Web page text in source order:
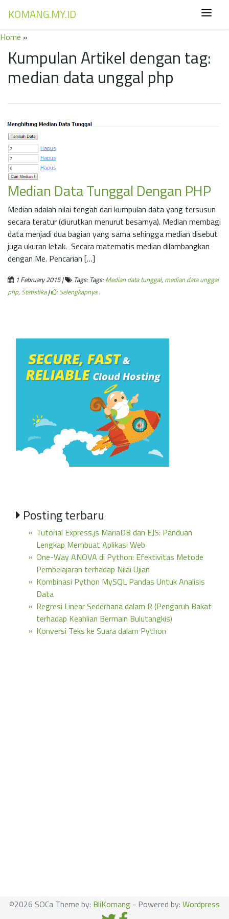
KOMANG.MY.ID
Home »
Kumpulan Artikel dengan tag:
median data unggal php
Median Data Tunggal Dengan PHP
Median adalah nilai tengah dari kumpulan data yang tersusun
secara teratur (diurutkan menurut besarnya). Median membagi
data menjadi dua bagian yang sama sehingga median disebut
juga ukuran letak. Secara matematis median dilambangkan
dengan Me. Pencarian […]
1 February 2015 | Tags: Tags:Median data tunggal, median data unggal
php, Statistika| Selengkapnya..
Posting terbaru
Tutorial Express.js MariaDB dan EJS: Panduan
Lengkap Membuat Aplikasi Web
One-Way ANOVA di Python: Efektivitas Metode
Pembelajaran terhadap Nilai Ujian
Kombinasi Python MySQL Pandas Untuk Analisis
Data
Regresi Linear Sederhana dalam R (Pengaruh Bakat
terhadap Keahlian Bermain Bulutangkis)
Konversi Teks ke Suara dalam Python
©2026 SOCa Theme by: BliKomang - Powered by: Wordpress